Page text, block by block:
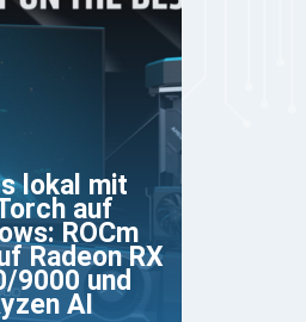
lokal mit
auf
ROCm
Radeon RX
9000 und
AI